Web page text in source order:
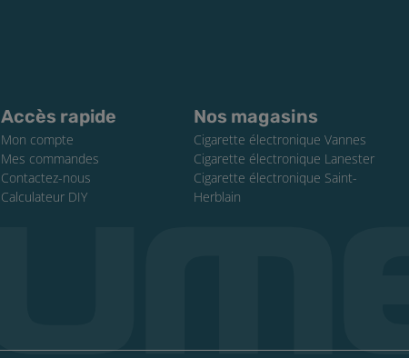
Accès rapide
Mon compte
Mes commandes
Contactez-nous
Calculateur DIY
Nos magasins
Cigarette électronique Vannes
Cigarette électronique Lanester
Cigarette électronique Saint-
Herblain